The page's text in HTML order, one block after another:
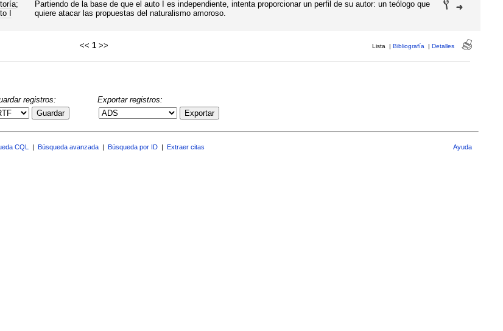
;
I
Partiendo de la base de que el auto I es independiente, intenta proporcionar un perfil de su autor: un teólogo que
quiere atacar las propuestas del naturalismo amoroso.
<< 1 >> Lista | Bibliografía | Detalles
registros:
Guardar
Exportar registros:
Exportar
CQL Búsqueda avanzada Búsqueda por ID Extraer citas Ayuda